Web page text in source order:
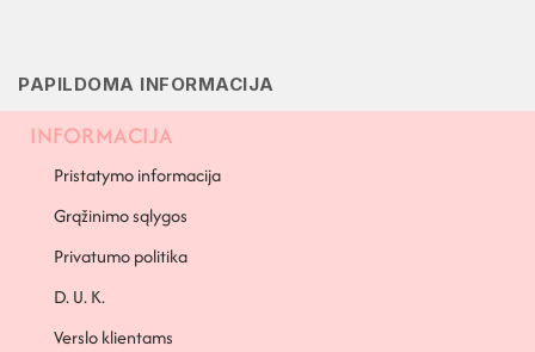
PAPILDOMA INFORMACIJA
INFORMACIJA
Pristatymo informacija
Grąžinimo sąlygos
Privatumo politika
D. U. K.
Verslo klientams